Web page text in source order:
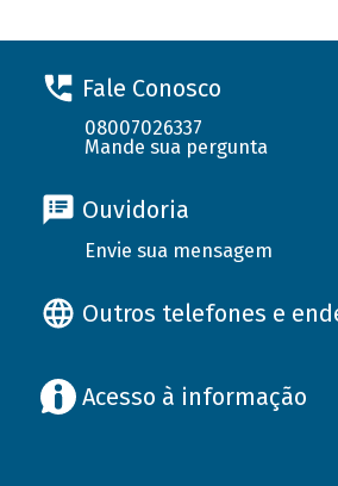
Fale Conosco
08007026337
Mande sua pergunta
Ouvidoria
Envie sua mensagem
Outros telefones e
Acesso à informação